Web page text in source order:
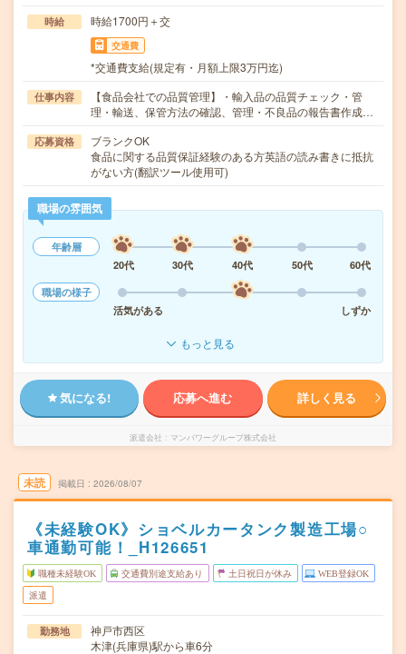
時給 時給1700円＋交
交通費
*交通費支給(規定有・月額上限3万円迄)
仕事内容
【食品会社での品質管理】・輸入品の品質チェック・管
理・輸送、保管方法の確認、管理・不良品の報告書作成…
応募資格
ブランクOK
食品に関する品質保証経験のある方英語の読み書きに抵抗
がない方(翻訳ツール使用可)
職場の雰囲気
年齢層
20代
30代 40代 50代
60代
職場の様子
活気がある
しずか
もっと見る
気になる! 応募へ進む 詳しく見る
派遣会社 マンパワーグループ株式会社
未読 掲載日 2026/08/07
《未経験OK》ショベルカータンク製造工場○
車通勤可能！_H126651
職種未経験OK 交通費別途支給あり 土日祝日が休み WEB登録OK
派遣
勤務地
神戸市西区
木津(兵庫県)駅から車6分